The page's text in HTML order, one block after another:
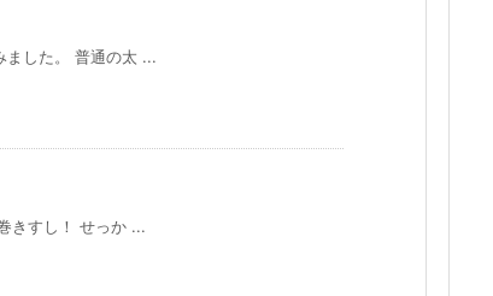
ました。 普通の太 ...
きすし！ せっか ...